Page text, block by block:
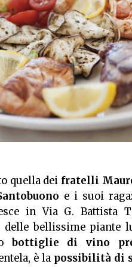
quella dei fratelli
e i suoi
in Via G. Battista
bellissime piante
bottiglie di vino
è la possibilità di